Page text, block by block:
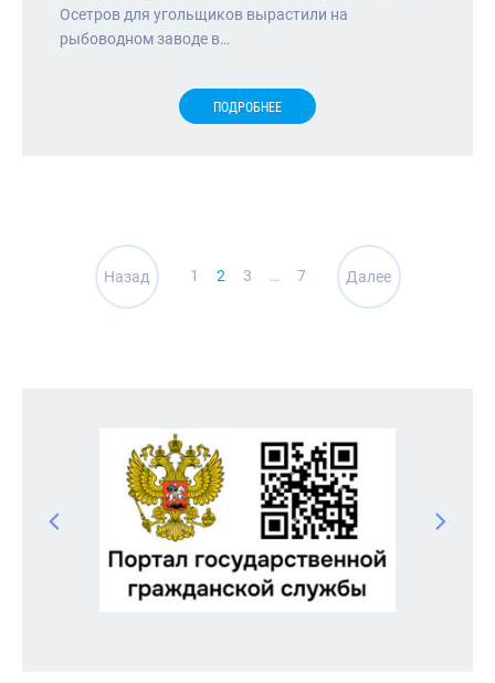
Осетров для угольщиков вырастили на
рыбоводном заводе в…
ПОДРОБНЕЕ
Навигация
по
Назад 1 2 3 … 7 Далее